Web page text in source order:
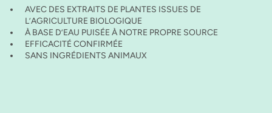
AVEC DES EXTRAITS DE PLANTES ISSUES DE
L’AGRICULTURE BIOLOGIQUE
À BASE D’EAU PUISÉE À NOTRE PROPRE SOURCE
EFFICACITÉ CONFIRMÉE
SANS INGRÉDIENTS ANIMAUX